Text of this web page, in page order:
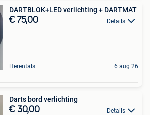
DARTBLOK+LED verlichting + DARTMAT
€ 75,00 Details
Herentals 6 aug 26
Darts bord verlichting
€ 30,00 Details